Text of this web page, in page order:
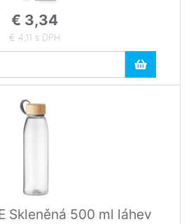
€ 3,34
€ 4,11 s DPH
Skleněná 500 ml láhev